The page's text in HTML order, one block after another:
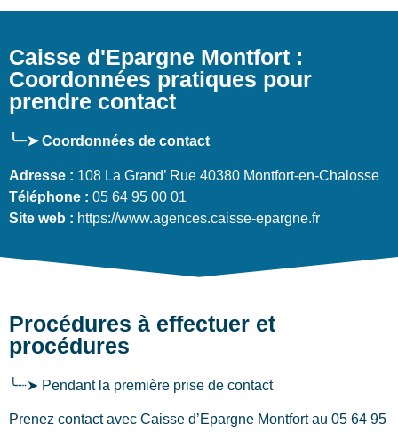
Caisse d'Epargne Montfort :
Coordonnées pratiques pour
prendre contact
╰┈➤ Coordonnées de contact
Adresse : 108 La Grand’ Rue 40380 Montfort-en-Chalosse
Téléphone : 05 64 95 00 01
Site web : https://www.agences.caisse-epargne.fr
Procédures à effectuer et
procédures
╰┈➤ Pendant la première prise de contact
Prenez contact avec Caisse d’Epargne Montfort au 05 64 95